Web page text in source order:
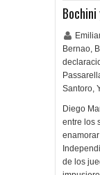
Bernao,
Santoro,
Diego
entre los
de los